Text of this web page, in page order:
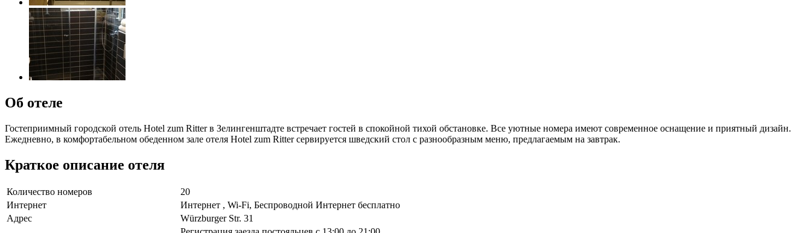
Об отеле
Гостеприимный городской отель Hotel zum Ritter в Зелингенштадте встречает гостей в спокойной тихой обстановке. Все уютные номера имеют современное оснащение и приятный дизайн.
Ежедневно, в комфортабельном обеденном зале отеля Hotel zum Ritter сервируется шведский стол с разнообразным меню, предлагаемым на завтрак.
Краткое описание отеля
Количество номеров
20
Интернет
Интернет , Wi-Fi, Беспроводной Интернет бесплатно
Адрес
Würzburger Str. 31